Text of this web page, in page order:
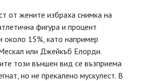
от жените избраха снимка на
фигура и процент
около 15%, като например
или Джейкъб Елорди.
този външен вид се възприема
но не прекалено мускулест. В